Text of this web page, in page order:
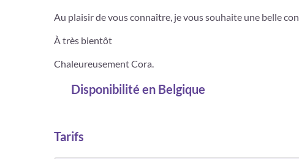
Au plaisir de vous connaître, je vous souhaite une belle
À très bientôt
Chaleureusement Cora.
Disponibilité en Belgique
Tarifs